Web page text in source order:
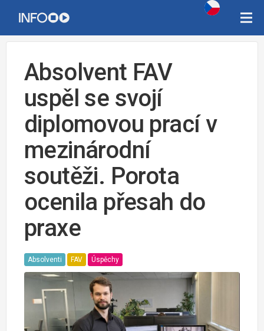
Absolvent FAV
uspěl se svojí
diplomovou prací v
mezinárodní
soutěži. Porota
ocenila přesah do
praxe
Absolventi FAV Úspěchy